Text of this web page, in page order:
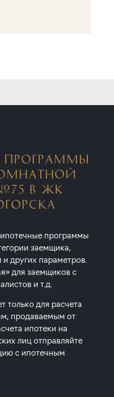
ПРОГРАММЫ
В ЖК
программы
заемщика,
и других параметров.
для заемщиков с
и т.д.
только для расчета
продаваемым от
ипотеки на
лиц отправляйте
с ипотечным